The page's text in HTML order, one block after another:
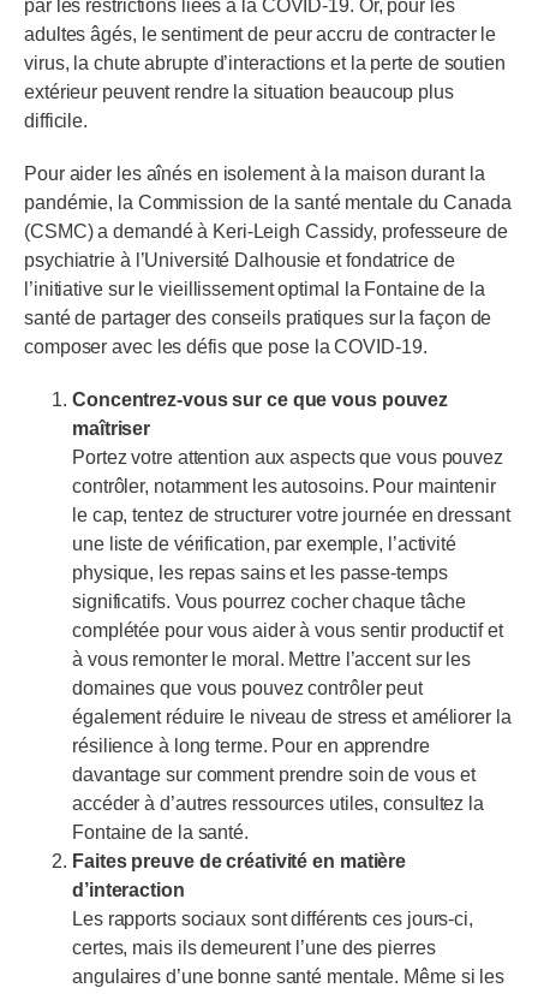
par les restrictions liées à la COVID-19. Or, pour les
adultes âgés, le sentiment de peur accru de contracter le
virus, la chute abrupte d’interactions et la perte de soutien
extérieur peuvent rendre la situation beaucoup plus
difficile.
Pour aider les aînés en isolement à la maison durant la
pandémie, la Commission de la santé mentale du Canada
(CSMC) a demandé à Keri-Leigh Cassidy, professeure de
psychiatrie à l’Université Dalhousie et fondatrice de
l’initiative sur le vieillissement optimal la Fontaine de la
santé de partager des conseils pratiques sur la façon de
composer avec les défis que pose la COVID-19.
Concentrez-vous sur ce que vous pouvez
maîtriser
Portez votre attention aux aspects que vous pouvez
contrôler, notamment les autosoins. Pour maintenir
le cap, tentez de structurer votre journée en dressant
une liste de vérification, par exemple, l’activité
physique, les repas sains et les passe-temps
significatifs. Vous pourrez cocher chaque tâche
complétée pour vous aider à vous sentir productif et
à vous remonter le moral. Mettre l’accent sur les
domaines que vous pouvez contrôler peut
également réduire le niveau de stress et améliorer la
résilience à long terme. Pour en apprendre
davantage sur comment prendre soin de vous et
accéder à d’autres ressources utiles, consultez la
Fontaine de la santé.
Faites preuve de créativité en matière
d’interaction
Les rapports sociaux sont différents ces jours-ci,
certes, mais ils demeurent l’une des pierres
angulaires d’une bonne santé mentale. Même si les